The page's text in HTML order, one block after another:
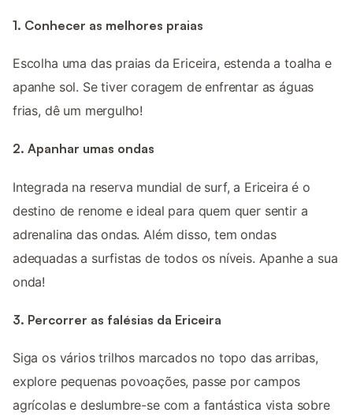
1. Conhecer as melhores praias
Escolha uma das praias da Ericeira, estenda a toalha e
apanhe sol. Se tiver coragem de enfrentar as águas
frias, dê um mergulho!
2. Apanhar umas ondas
Integrada na reserva mundial de surf, a Ericeira é o
destino de renome e ideal para quem quer sentir a
adrenalina das ondas. Além disso, tem ondas
adequadas a surfistas de todos os níveis. Apanhe a sua
onda!
3. Percorrer as falésias da Ericeira
Siga os vários trilhos marcados no topo das arribas,
explore pequenas povoações, passe por campos
agrícolas e deslumbre-se com a fantástica vista sobre